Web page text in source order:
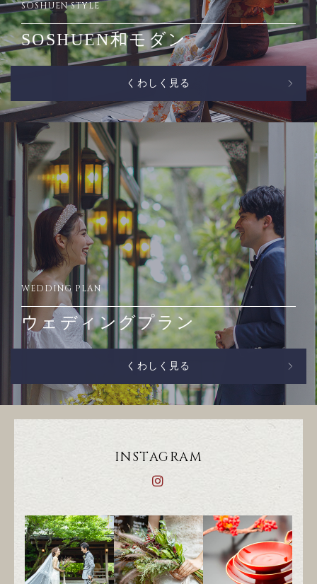
SOSHUEN STYLE
SOSHUEN和モダン
くわしく見る
WEDDING PLAN
ウェディングプラン
くわしく見る
INSTAGRAM